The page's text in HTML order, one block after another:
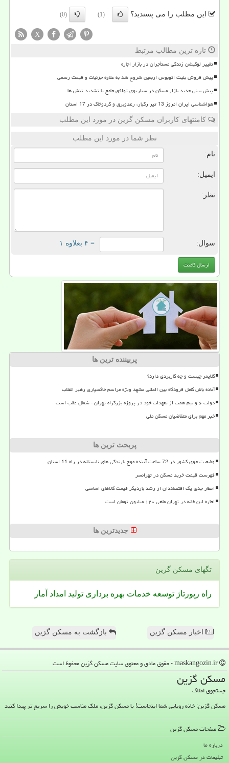
این مطلب را می پسندید؟ (1)
(0)
X
تازه ترین مطالب مرتبط
تغییر لوکیشن زندگی مستأجران در بازار اجاره
پیش فروش بلیت اتوبوس اربعین شروع شد به علاوه جزئیات و قیمت رسمی
پیش بینی جدید بازار مسکن در سناریوی توافق جامع یا تشدید تنش ها
هواشناسی ایران امروز 13 تیر رگبار، رعدوبرق و گردوخاک در 17 استان
کامنتهای کاربران مسکن گزین در مورد این مطلب
نظر شما در مورد این مطلب
نام:
ایمیل:
نظر:
سوال: = ۴ بعلاوه ۱
پربیننده ترین ها
کلایمر چیست و چه کاربردی دارد؟
آماده باش کامل فرودگاه بین المللی مشهد ویژه مراسم خاکسپاری رهبر انقلاب
دولت ۶ و نیم همت از تعهدات خود در پروژه بزرگراه تهران - شمال عقب است
خبر مهم برای متقاضیان مسکن ملی
پربحث ترین ها
وضعیت جوی کشور در 72 ساعت آینده موج بارندگی های تابستانه در راه 11 استان
فهرست قیمت خرید مسکن در تهرانسر
اخطار جدی یک اقتصاددان از رشد باردیگر قیمت کالاهای اساسی
اجاره این خانه در تهران ماهی ۱۲۰ میلیون تومان است
جدیدترین ها
تگهای مسكن گزین
راه رپورتاژ توسعه خدمات بهره برداری تولید امداد آمار
اخبار مسکن گزین بازگشت به مسکن گزین
مسكن گزین
جستجوی املاک
مسکن گزین: خانه رویایی شما اینجاست! با مسکن گزین، ملک مناسب خویش را سریع تر پیدا کنید
صفحات مسكن گزین
درباره ما
تبلیغات در مسكن گزین